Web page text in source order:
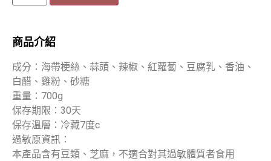
商品介紹
成分：海帶梗絲、蒜頭、辣椒、紅蘿蔔、豆腐乳、香油、
白醋、雞粉、砂糖
重量：700g
保存期限：30天
保存溫層：冷藏7度c
過敏原資訊：
本產品含有豆類、芝麻，不適合對其過敏體質者食用